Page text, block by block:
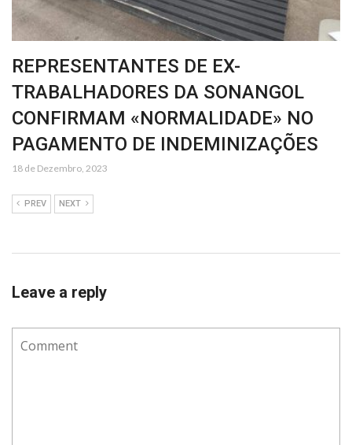
REPRESENTANTES DE EX-
TRABALHADORES DA SONANGOL
CONFIRMAM «NORMALIDADE» NO
PAGAMENTO DE INDEMINIZAÇÕES
18 de Dezembro, 2023
PREV NEXT
Leave a reply